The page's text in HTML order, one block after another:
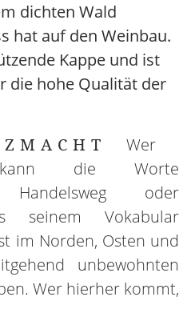
dichten Wald
hat auf den Weinbau.
Kappe und ist
die hohe Qualität der
Wer
die Worte
Handelsweg oder
seinem Vokabular
im Norden, Osten und
unbewohnten
Wer hierher kommt,